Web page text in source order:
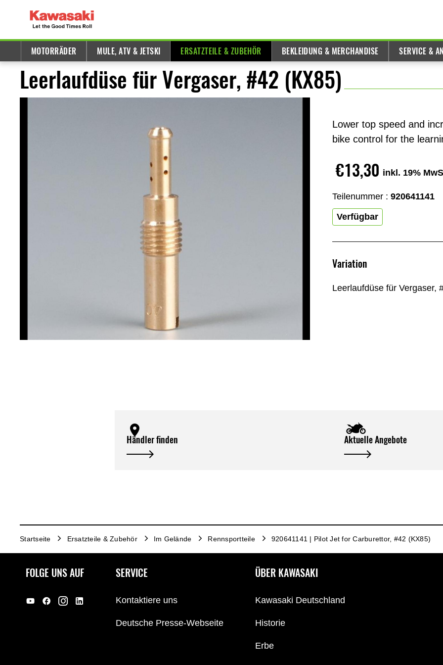
MOTORRÄDER MULE, ATV & JETSKI ERSATZTEILE & ZUBEHÖR BEKLEIDUNG & MERCHANDISE SERVICE &
Leerlaufdüse für Vergaser, #42 (KX85)
Lower top speed and
bike control for the
€13,30 inkl. 19%
Teilenummer : 920641141
Verfügbar
Variation
Leerlaufdüse für Vergaser,
Händler finden Aktuelle Angebote
Startseite Ersatzteile & Zubehör Im Gelände Rennsportteile 920641141 | Pilot Jet for Carburettor, #42 (KX85)
FOLGE UNS AUF SERVICE
Kontaktiere uns
Deutsche Presse-Webseite
ÜBER KAWASAKI
Kawasaki Deutschland
Historie
Erbe